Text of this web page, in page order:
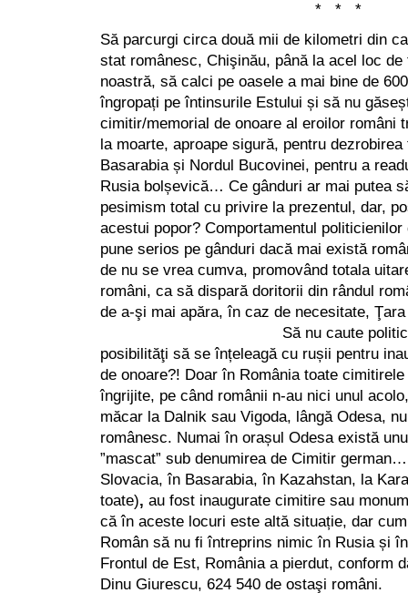
* * *
Să parcurgi circa două mii de kilometri din
stat românesc, Chişinău, până la acel loc
noastră, să calci pe oasele a mai bine de
îngropați pe întinsurile Estului și să nu
cimitir/memorial de onoare al eroilor români
la moarte, aproape sigură, pentru
Basarabia și Nordul Bucovinei, pentru a
Rusia bolșevică… Ce gânduri ar mai putea
pesimism total cu privire la prezentul, dar,
acestui popor? Comportamentul
pune serios pe gânduri dacă mai există
de nu se vrea cumva, promovând totala
români, ca să dispară doritorii din rândul
de a-şi mai apăra, în caz de necesitate,
Să nu caute politicienii şi
posibilităţi să se înțeleagă cu rușii pentru
de onoare?! Doar în România toate
îngrijite, pe când românii n-au nici unul
măcar la Dalnik sau Vigoda, lângă Odesa,
românesc. Numai în orașul Odesa există
”mascat” sub denumirea de Cimitir
Slovacia, în Basarabia, în Kazahstan, la
toate), au fost inaugurate cimitire sau
că în aceste locuri este altă situație, dar
Român să nu fi întreprins nimic în Rusia și
Frontul de Est, România a pierdut, conform
Dinu Giurescu, 624 540 de ostaşi români.